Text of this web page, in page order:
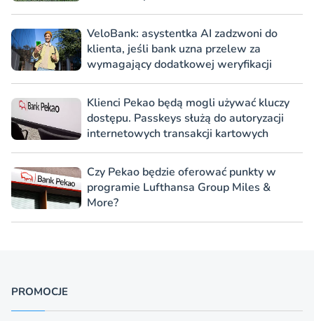
VeloBank: asystentka AI zadzwoni do
klienta, jeśli bank uzna przelew za
wymagający dodatkowej weryfikacji
Klienci Pekao będą mogli używać kluczy
dostępu. Passkeys służą do autoryzacji
internetowych transakcji kartowych
Czy Pekao będzie oferować punkty w
programie Lufthansa Group Miles &
More?
PROMOCJE